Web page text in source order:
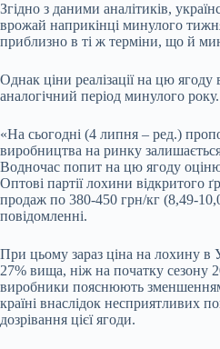
Згідно з даними аналітиків,
врожай наприкінці минулого
приблизно в ті ж терміни, що й
Однак ціни реалізації на цю
аналогічний період минулого року.
«На сьогодні (4 липня – ред.)
виробництва на ринку
Водночас попит на цю ягоду
Оптові партії лохини відкритого
продаж по 380-450 грн/кг (8,49-
повідомленні.
При цьому зараз ціна на лохину в
27% вища, ніж на початку сезону
виробники пояснюють
країні внаслідок несприятливих
дозрівання цієї ягоди.